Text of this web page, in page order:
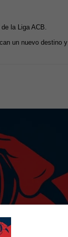
la Liga ACB.
un nuevo destino y